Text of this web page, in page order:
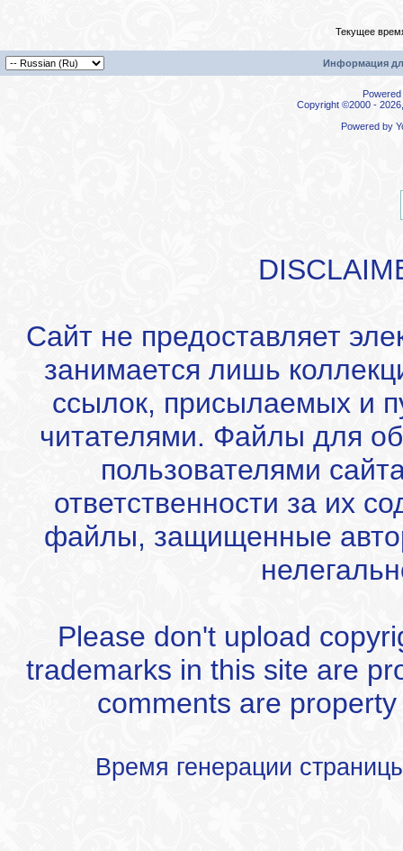
Текущее
Информация
Copyright ©2000 -
Powered by
Сайт не предоставляет
занимается лишь
ссылок, присылаемых и
читателями. Файлы для
пользователями
ответственности за их
файлы, защищенные
Please don't upload
trademarks in this site are
comments are
Время генерации